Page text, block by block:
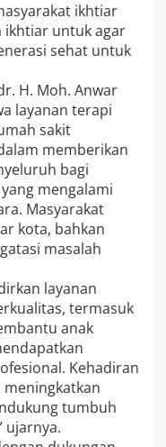
ikhtiar
ikhtiar untuk agar
sehat untuk
H. Moh. Anwar
layanan terapi
sakit
memberikan
bagi
mengalami
Masyarakat
kota, bahkan
masalah
layanan
termasuk
anak
Kehadiran
tumbuh
ujarnya.